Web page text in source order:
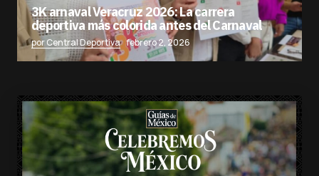
3K arnaval Veracruz 2026: La carrera
deportiva más colorida antes del Carnaval
por Central Deportiva febrero 2, 2026